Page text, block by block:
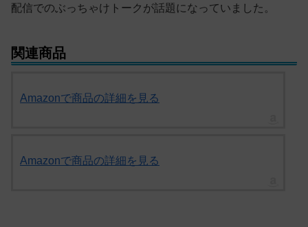
配信でのぶっちゃけトークが話題になっていました。
関連商品
Amazonで商品の詳細を見る
Amazonで商品の詳細を見る